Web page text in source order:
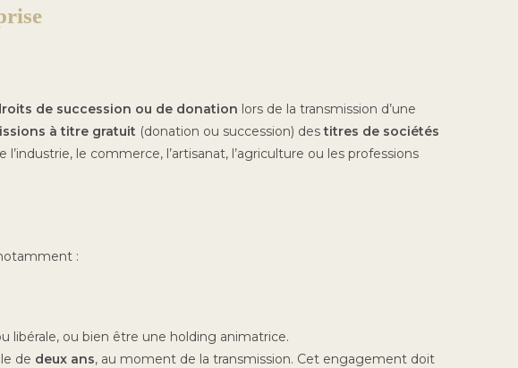
de succession ou de donation lors de la transmission d’une
à titre gratuit (donation ou succession) destitres de sociétés
le commerce, l’artisanat, l’agriculture ou les professions
:
libérale, ou bien être une holding animatrice.
de deux ans, au moment de la transmission. Cet engagement doit